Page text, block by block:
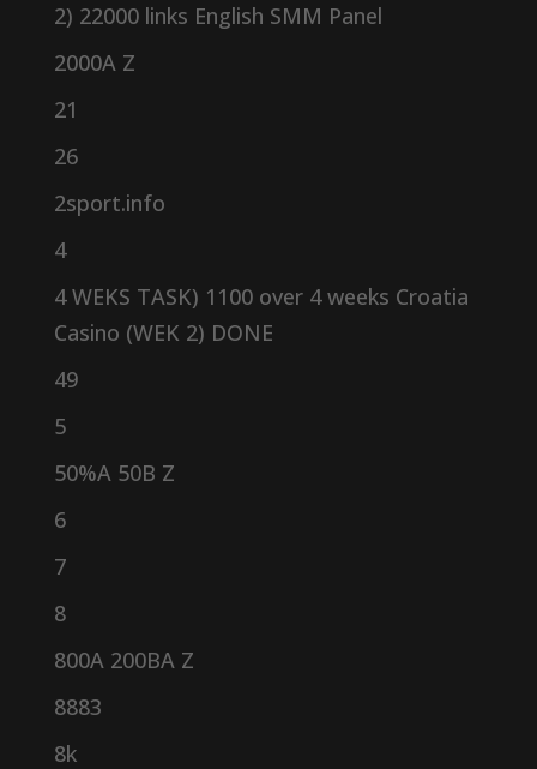
2) 22000 links English SMM Panel
2000A Z
21
26
2sport.info
4
4 WEKS TASK) 1100 over 4 weeks Croatia
Casino (WEK 2) DONE
49
5
50%A 50B Z
6
7
8
800A 200BA Z
8883
8k